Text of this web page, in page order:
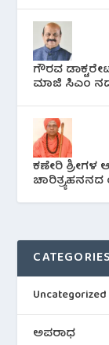
ಗೌರವ
ಮಾಜಿ ಸಿಎಂ
ಕಣೇರಿ ಶ್ರೀಗಳ
ಚಾರಿತ್ರ್ಯಹನನದ
CATEGORIES
Uncategorized
ಅಪರಾಧ